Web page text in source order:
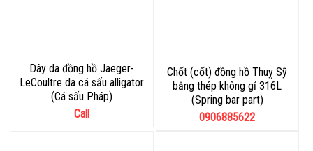
Dây da đồng hồ Jaeger-
LeCoultre da cá sấu alligator
(Cá sấu Pháp)
Call
Chốt (cốt) đồng hồ Thuỵ Sỹ
bằng thép không gỉ 316L
(Spring bar part)
0906885622